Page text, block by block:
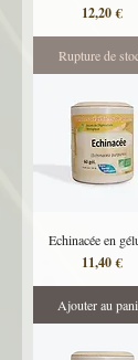
Prix
12,20 €
Rupture de
Echinacée en
Prix
11,40 €
Ajouter au